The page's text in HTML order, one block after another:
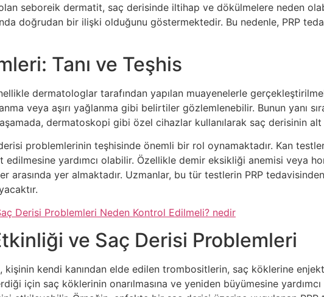
seboreik dermatit, saç derisinde iltihap ve dökülmelere neden
doğrudan bir ilişki olduğunu göstermektedir. Bu nedenle, PRP
Tanı ve Teşhis
dermatologlar tarafından yapılan muayenelerle
veya aşırı yağlanma gibi belirtiler gözlemlenebilir. Bunun yanı
dermatoskopi gibi özel cihazlar kullanılarak saç derisinin alt
problemlerinin teşhisinde önemli bir rol oynamaktadır. Kan
yardımcı olabilir. Özellikle demir eksikliği anemisi veya
yer almaktadır. Uzmanlar, bu tür testlerin PRP
Derisi Problemleri Neden Kontrol Edilmeli? nedir
ve Saç Derisi Problemleri
kişinin kendi kanından elde edilen trombositlerin, saç köklerine
için saç köklerinin onarılmasına ve yeniden büyümesine